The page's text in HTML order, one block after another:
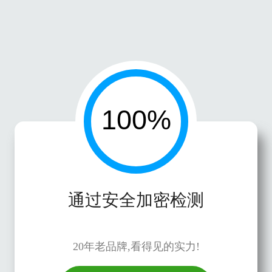
通过安全加密检测
20年老品牌,看得见的实力!